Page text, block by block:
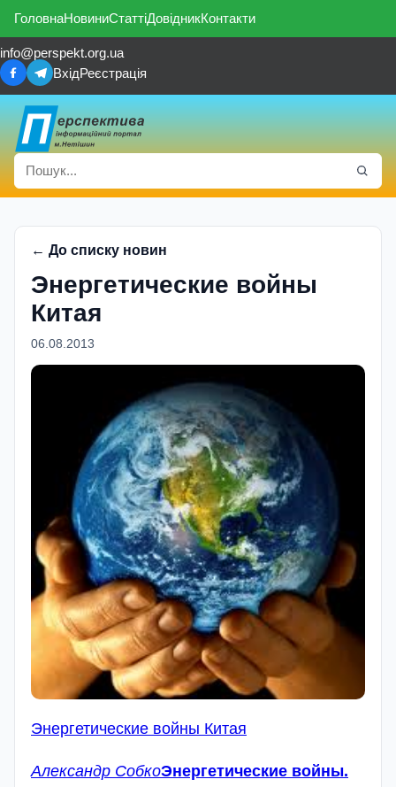
ГоловнаНовиниСтаттіДовідникКонтакти
info@perspekt.org.ua
ВхідРеєстрація
← До списку новин
Энергетические войны
Китая
06.08.2013
Энергетические войны Китая
Александр СобкоЭнергетические войны.